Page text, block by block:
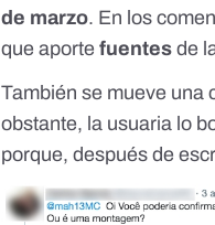
de marzo. En los
que aportefuentes de
También se mueve una
obstante, la usuaria lo
porque, después de